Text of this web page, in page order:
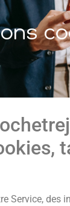
Service, des